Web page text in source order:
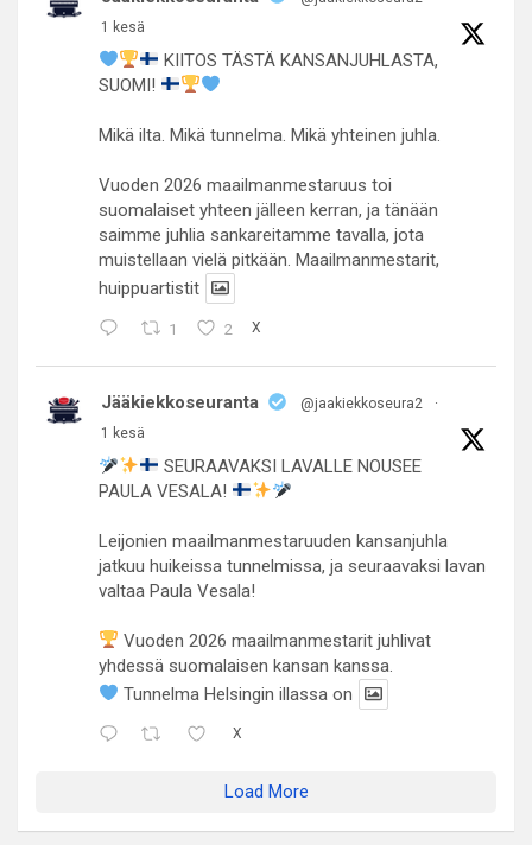
1 kesä
KIITOS TÄSTÄ KANSANJUHLASTA,
SUOMI!
Mikä ilta. Mikä tunnelma. Mikä yhteinen juhla.
Vuoden 2026 maailmanmestaruus toi
suomalaiset yhteen jälleen kerran, ja tänään
saimme juhlia sankareitamme tavalla, jota
muistellaan vielä pitkään. Maailmanmestarit,
huippuartistit
1 2 X
Jääkiekkoseuranta @jaakiekkoseura2
·
1 kesä
SEURAAVAKSI LAVALLE NOUSEE
PAULA VESALA!
Leijonien maailmanmestaruuden kansanjuhla
jatkuu huikeissa tunnelmissa, ja seuraavaksi lavan
valtaa Paula Vesala!
Vuoden 2026 maailmanmestarit juhlivat
yhdessä suomalaisen kansan kanssa.
Tunnelma Helsingin illassa on
X
Load More